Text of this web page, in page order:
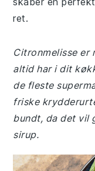
ret.
Citronmelisse er
altid har i dit
de fleste
friske
bundt, da det vil
sirup.